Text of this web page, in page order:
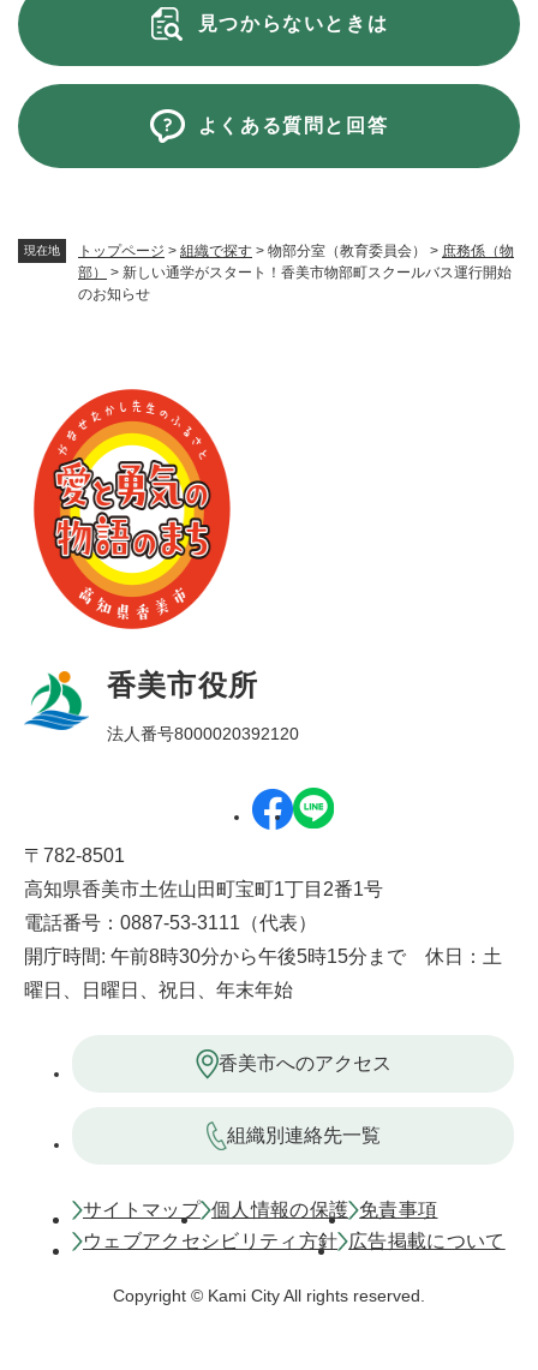
現在地 トップページ > 組織で探す > 物部分室（教育委員会） > 庶務係（物
部）
> 新しい通学がスタート！香美市物部町スクールバス運行開始
のお知らせ
見つからないときは
よくある質問と回答
香美市役所
法人番号8000020392120
〒782-8501
高知県香美市土佐山田町宝町1丁目2番1号
電話番号：0887-53-3111（代表）
開庁時間: 午前8時30分から午後5時15分まで 休日：土
曜日、日曜日、祝日、年末年始
香美市へのアクセス
組織別連絡先一覧
サイトマップ 個人情報の保護 免責事項
ウェブアクセシビリティ方針
広告掲載について
Copyright © Kami City All rights reserved.